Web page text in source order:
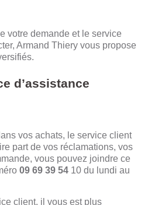
votre demande et le service
Armand Thiery vous propose
d’assistance
vos achats, le service client
part de vos réclamations, vos
vous pouvez joindre ce
09 69 39 54 10 du lundi au
client, il vous est plus